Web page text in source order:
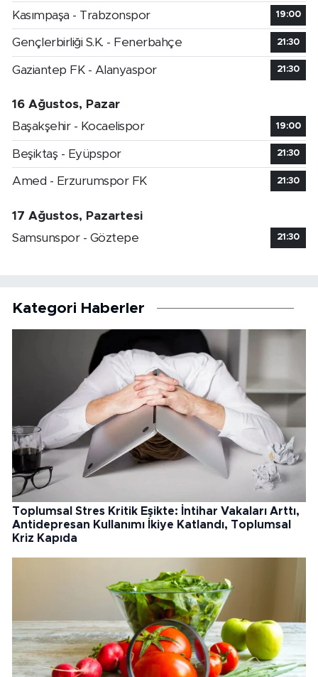
Kasımpaşa - Trabzonspor 19:00
Gençlerbirliği S.K. - Fenerbahçe 21:30
Gaziantep FK - Alanyaspor 21:30
16 Ağustos, Pazar
Başakşehir - Kocaelispor
19:00
Beşiktaş - Eyüpspor 21:30
Amed - Erzurumspor FK 21:30
17 Ağustos, Pazartesi
Samsunspor - Göztepe
21:30
Kategori Haberler
Toplumsal Stres Kritik Eşikte: İntihar Vakaları Arttı,
Antidepresan Kullanımı İkiye Katlandı, Toplumsal
Kriz Kapıda